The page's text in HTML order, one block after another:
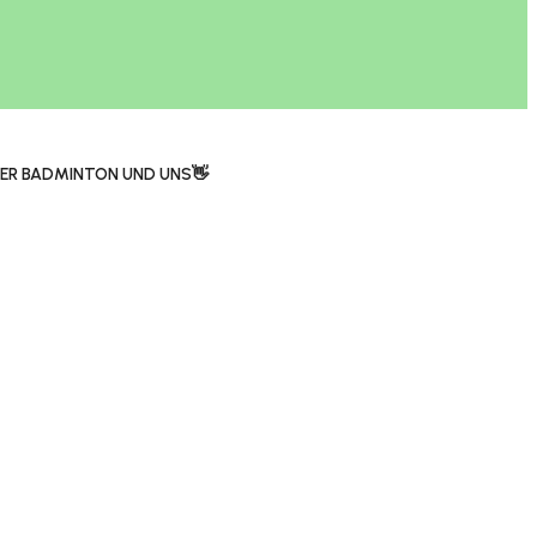
BADMINTON UND UNS👋